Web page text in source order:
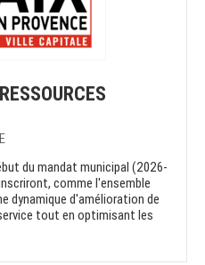
du mandat municipal (2026-
comme l'ensemble
dynamique d'amélioration de
tout en optimisant les